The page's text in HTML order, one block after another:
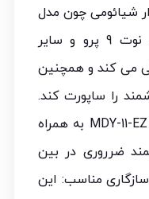
شیائومی چون مدل
های پوکو، بلک شارک، می 10، نوت 9 پرو و سایر
می کند و همچنین
را ساپورت کند.
شارژر 33 وات اصلی شیائومی MDY-11-EZ به همراه
ضرروری در بین
مناسب: این